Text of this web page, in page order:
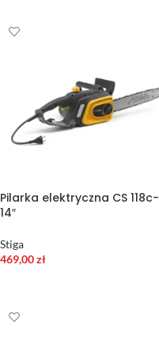
Pilarka elektryczna CS 118c-
14″
Stiga
469,00zł